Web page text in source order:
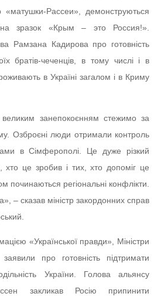
Рассеи», демонструються
на зразок «Крым – это Россия!».
Рамзана Кадирова про готовність
братів-чеченців, в тому числі і в
в Україні загалом і в Криму
занепокоєнням стежимо за
Озброєні люди отримали контроль
в Сімферополі. Це дуже різкий
це зробив і тих, хто допоміг це
починаються регіональні конфлікти.
– сказав міністр закордонних справ
«Української правди», Міністри
про готовність підтримати
України. Голова альянсу
закликав Росію припинити